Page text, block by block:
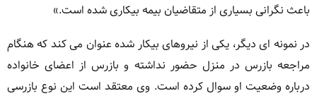
باعث نگرانی بسیاری از متقاضیان بیمه بیکاری شده است.»
در نمونه ای دیگر، یکی از نیروهای بیکار شده عنوان می کند که هنگام
مراجعه بازرس در منزل حضور نداشته و بازرس از اعضای خانواده
درباره وضعیت او سوال کرده است. وی معتقد است این نوع بازرسی